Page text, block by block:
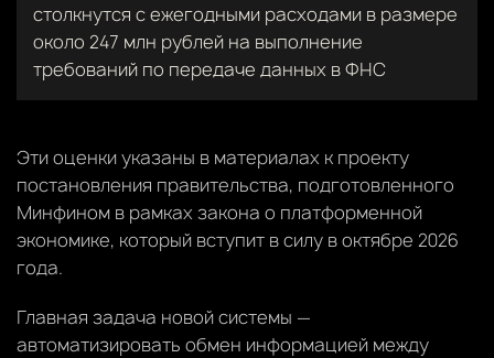
столкнутся с ежегодными расходами в размере
около 247 млн рублей на выполнение
требований по передаче данных в ФНС
Эти оценки указаны в материалах к проекту
постановления правительства, подготовленного
Минфином в рамках закона о платформенной
экономике, который вступит в силу в октябре 2026
года.
Главная задача новой системы —
автоматизировать обмен информацией между